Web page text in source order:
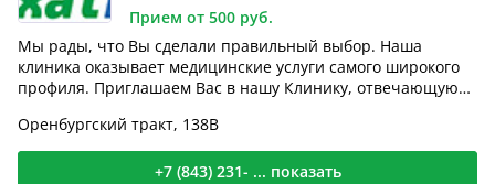
Прием от 500 руб.
Мы рады, что Вы сделали правильный выбор. Наша
клиника оказывает медицинские услуги самого широкого
профиля. Приглашаем Вас в нашу Клинику, отвечающую
Оренбургский тракт, 138В
+7 (843) 231- ... показать